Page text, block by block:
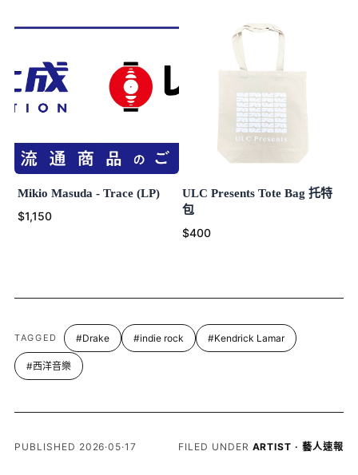
Mikio Masuda - Trace (LP)
$1,150
ULC Presents Tote Bag 托特
包
$400
TAGGED #Drake #indie rock #Kendrick Lamar
#西洋音樂
PUBLISHED 2026·05·17 FILED UNDER ARTIST · 藝人速報